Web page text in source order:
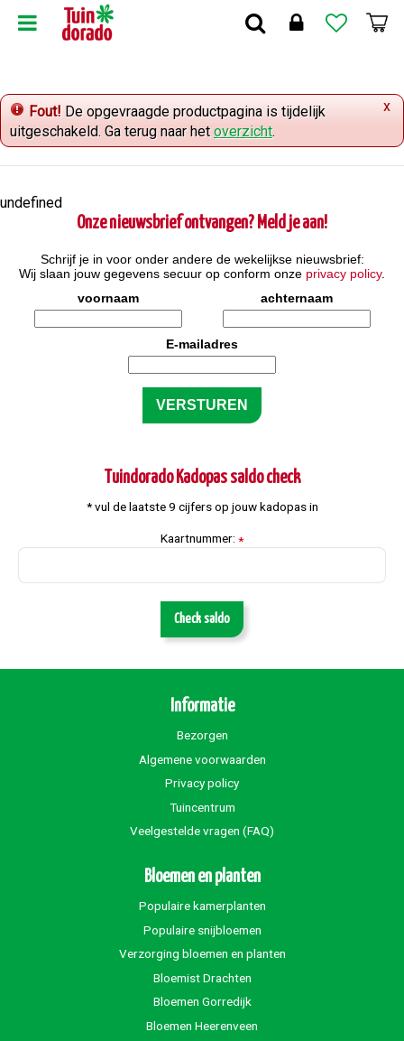
r
o
n
e
x
Fout! De opgevraagde productpagina is tijdelijk
uitgeschakeld. Ga terug naar hetoverzicht.
undefined
Onze nieuwsbrief ontvangen? Meld je aan!
Schrijf je in voor onder andere de wekelijkse nieuwsbrief:
Wij slaan jouw gegevens secuur op conform onze privacy policy.
voornaam
achternaam
E-mailadres
Tuindorado Kadopas saldo check
* vul de laatste 9 cijfers op jouw kadopas in
Kaartnummer: *
Check saldo
Informatie
Bezorgen
Algemene voorwaarden
Privacy policy
Tuincentrum
Veelgestelde vragen (FAQ)
Bloemen en planten
Populaire kamerplanten
Populaire snijbloemen
Verzorging bloemen en planten
Bloemist Drachten
Bloemen Gorredijk
Bloemen Heerenveen